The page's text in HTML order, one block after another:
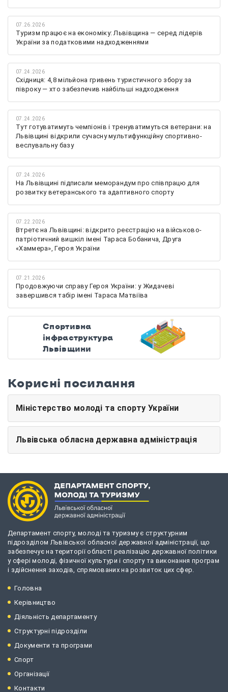
07.26.2026
Туризм працює на економіку: Львівщина — серед лідерів
України за податковими надходженнями
07.24.2026
Східниця: 4,8 мільйона гривень туристичного збору за
півроку — хто забезпечив найбільші надходження
07.24.2026
Тут готуватимуть чемпіонів і тренуватимуться ветерани: на
Львівщині відкрили сучасну мультифункційну спортивно-
веслувальну базу
07.24.2026
На Львівщині підписали меморандум про співпрацю для
розвитку ветеранського та адаптивного спорту
07.22.2026
Втретє на Львівщині: відкрито реєстрацію на військово-
патріотичний вишкіл імені Тараса Бобанича, Друга
«Хаммера», Героя України
07.21.2026
Продовжуючи справу Героя України: у Жидачеві
завершився табір імені Тараса Матвіїва
Спортивна
інфраструктура
Львівщини
Корисні посилання
Міністерство молоді та спорту України
Львівська обласна державна адміністрація
Департамент спорту, молоді та туризму є структурним
підрозділом Львівської обласної державної адміністрації, що
забезпечує на території області реалізацію державної політики
у сфері молоді, фізичної культури і спорту та виконання програм
і здійснення заходів, спрямованих на розвиток цих сфер.
Головна
Керівництво
Діяльність департаменту
Структурні підрозділи
Документи та програми
Спорт
Організації
Контакти